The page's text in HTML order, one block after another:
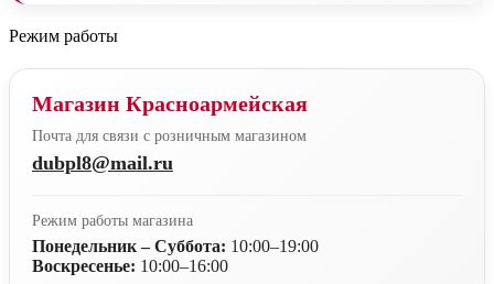
Режим работы
Магазин Красноармейская
Почта для связи с розничным магазином
dubpl8@mail.ru
Режим работы магазина
Понедельник – Суббота: 10:00–19:00
Воскресенье: 10:00–16:00